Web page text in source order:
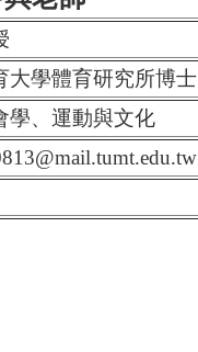
大學體育研究所博士
學、運動與文化